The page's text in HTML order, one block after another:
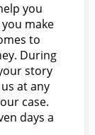
Fuego
you
make
to
During
story
at any
case.
days a